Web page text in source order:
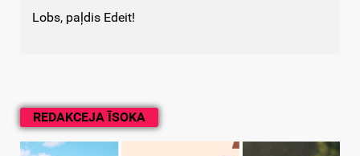
REDAKCEJA ĪSOKA
Lobs, paļdis Edeit!